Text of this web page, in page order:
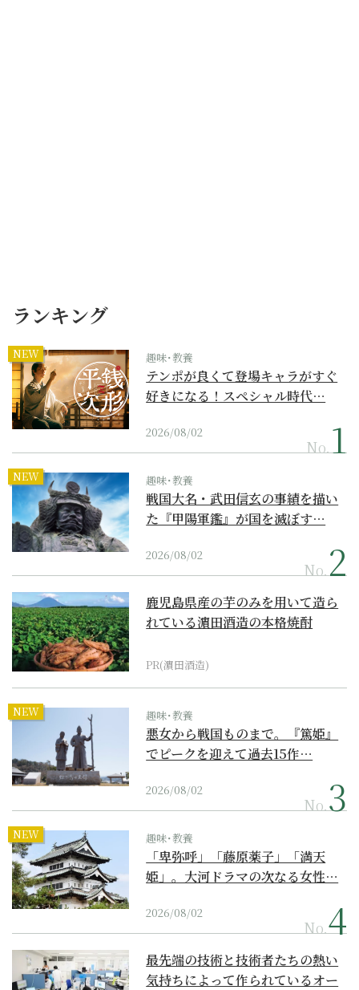
ランキング
NEW 趣味･教養
テンポが良くて登場キャラがすぐ
好きになる！スペシャル時代…
2026/08/02
No.
NEW 趣味･教養
戦国大名・武田信玄の事績を描い
た『甲陽軍鑑』が国を滅ぼす…
2026/08/02
No.
鹿児島県産の芋のみを用いて造ら
れている濵田酒造の本格焼酎
PR(濵田酒造)
NEW 趣味･教養
悪女から戦国ものまで。『篤姫』
でピークを迎えて過去15作…
2026/08/02
No.
NEW 趣味･教養
「卑弥呼」「藤原薬子」「満天
姫」。大河ドラマの次なる女性…
2026/08/02
No.
最先端の技術と技術者たちの熱い
気持ちによって作られているオー